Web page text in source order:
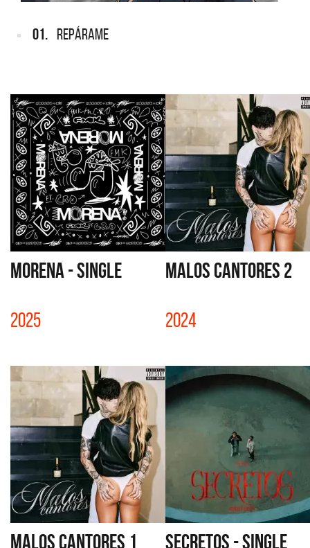
01. REPÁRAME
MORENA - SINGLE
2025
MALOS CANTORES 2
2024
MALOS CANTORES 1 SECRETOS - SINGLE